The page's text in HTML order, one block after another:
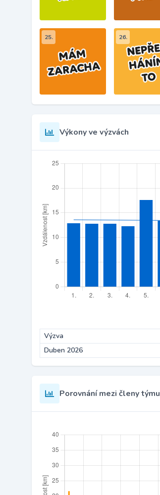
25. 26.
Výkony ve výzvách
Výzva
Duben 2026
Porovnání mezi členy týmu